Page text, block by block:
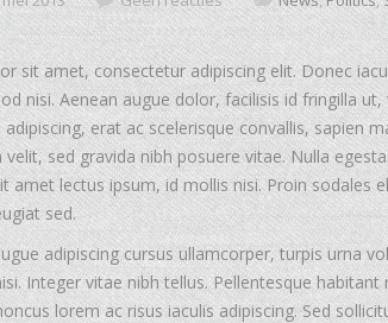
sit amet, consectetur adipiscing elit. Donec
nisi. Aenean augue dolor, facilisis id fringilla
adipiscing, erat ac scelerisque convallis, sapien
sed gravida nibh posuere vitae. Nulla
amet lectus ipsum, id mollis nisi. Proin
sed.
adipiscing cursus ullamcorper, turpis urna
Integer vitae nibh tellus. Pellentesque
lorem ac risus iaculis adipiscing. Sed